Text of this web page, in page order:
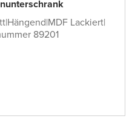
|Hängend|MDF Lackiert|
89201